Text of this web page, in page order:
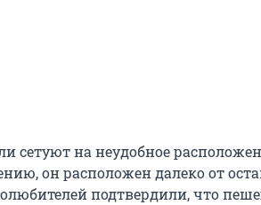
сетуют на неудобное
он расположен далеко от
подтвердили, что